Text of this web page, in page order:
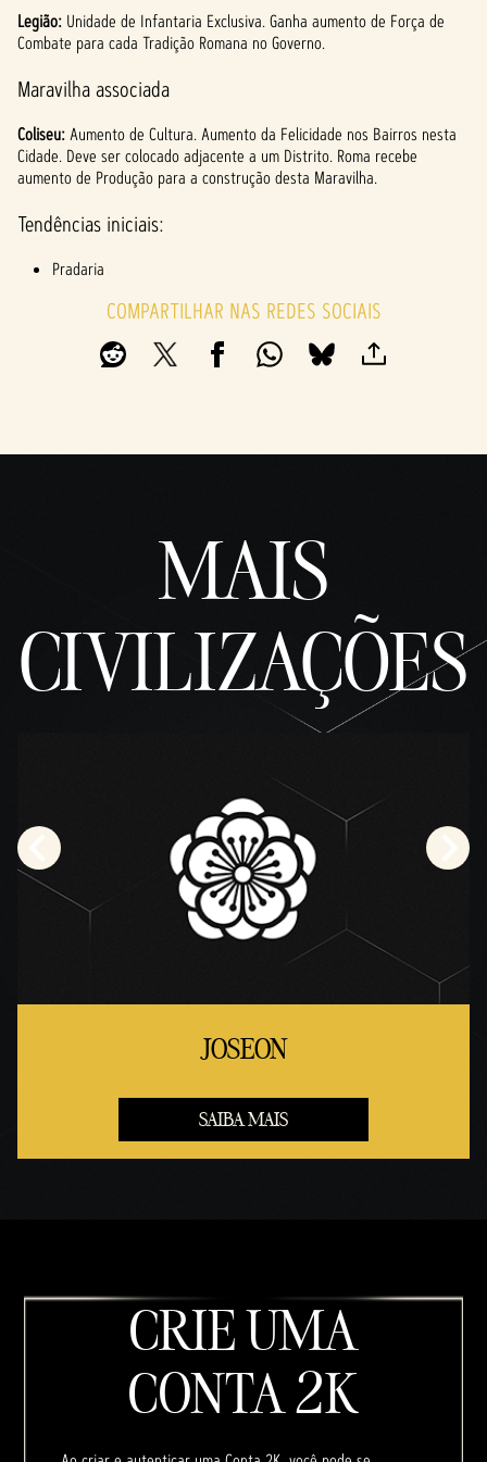
Legião: Unidade de Infantaria Exclusiva. Ganha aumento de Força de
Combate para cada Tradição Romana no Governo.
Maravilha associada
Coliseu:Aumento de Cultura. Aumento da Felicidade nos Bairros nesta
Cidade. Deve ser colocado adjacente a um Distrito. Roma recebe
aumento de Produção para a construção desta Maravilha.
Tendências iniciais:
Pradaria
COMPARTILHAR NAS REDES SOCIAIS
MAIS
CIVILIZAÇÕES
JOSEON
SAIBA MAIS
CRIE UMA
CONTA 2K